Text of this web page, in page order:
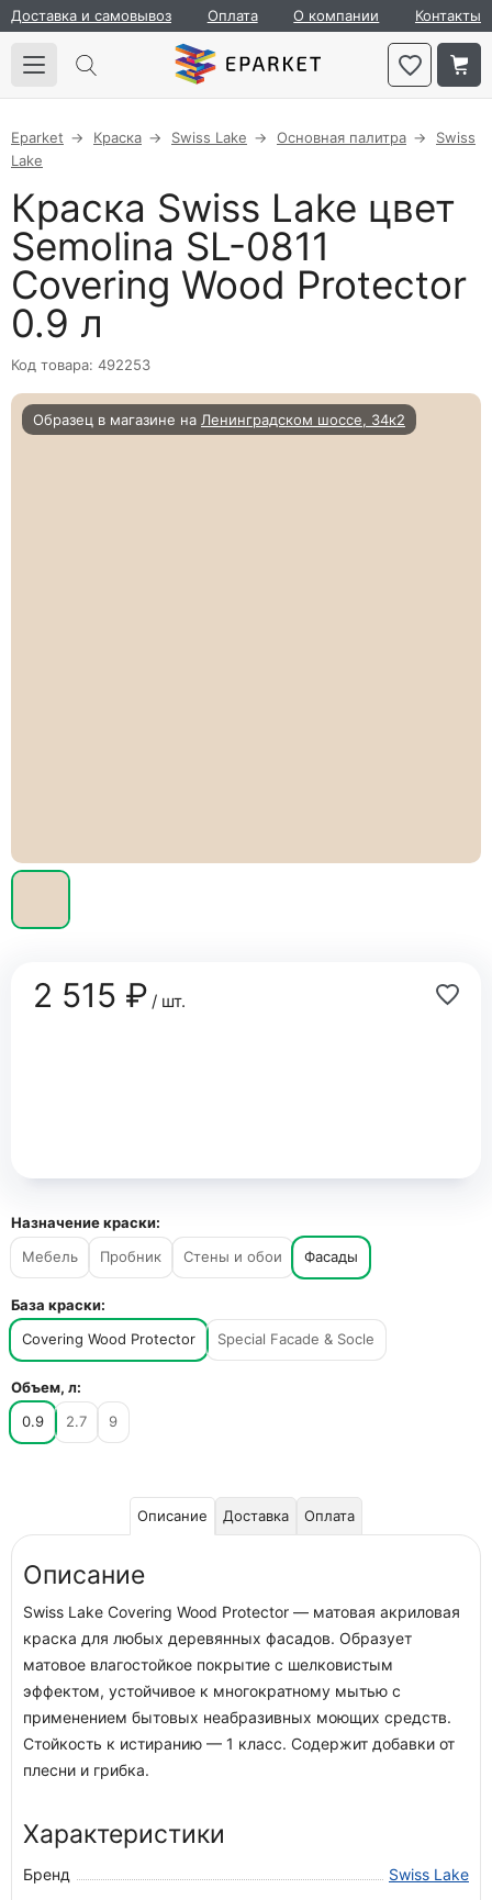
Доставка и самовывоз Оплата О компании Контакты
Eparket Краска Swiss Lake Основная палитра
Swiss
Lake
Краска Swiss Lake цвет
Semolina SL-0811
Covering Wood Protector
0.9 л
Код товара: 492253
Образец в магазине на Ленинградском шоссе, 34к2
2 515 ₽/ шт.
Назначение краски:
Мебель
Пробник Стены и обои Фасады
База краски:
Covering Wood Protector
Special Facade & Socle
Объем, л:
0.9
2.7 9
Описание Доставка Оплата
Описание
Swiss Lake Covering Wood Protector — матовая акриловая
краска для любых деревянных фасадов. Образует
матовое влагостойкое покрытие с шелковистым
эффектом, устойчивое к многократному мытью с
применением бытовых неабразивных моющих средств.
Стойкость к истиранию — 1 класс. Содержит добавки от
плесни и грибка.
Характеристики
Бренд
Swiss Lake